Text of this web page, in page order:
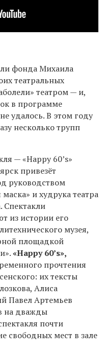
фонда Михаила
театральных
театром — и,
в программе
удалось. В этом году
несколько трупп
— «Happy 60’s»
привезёт
руководством
и худрука театра
Спектакли
из истории его
музея,
площадкой
«Happy60’s»,
прочтения
их тексты
Алиса
Павел Артемьев
на дважды
почти
свободных мест в зале